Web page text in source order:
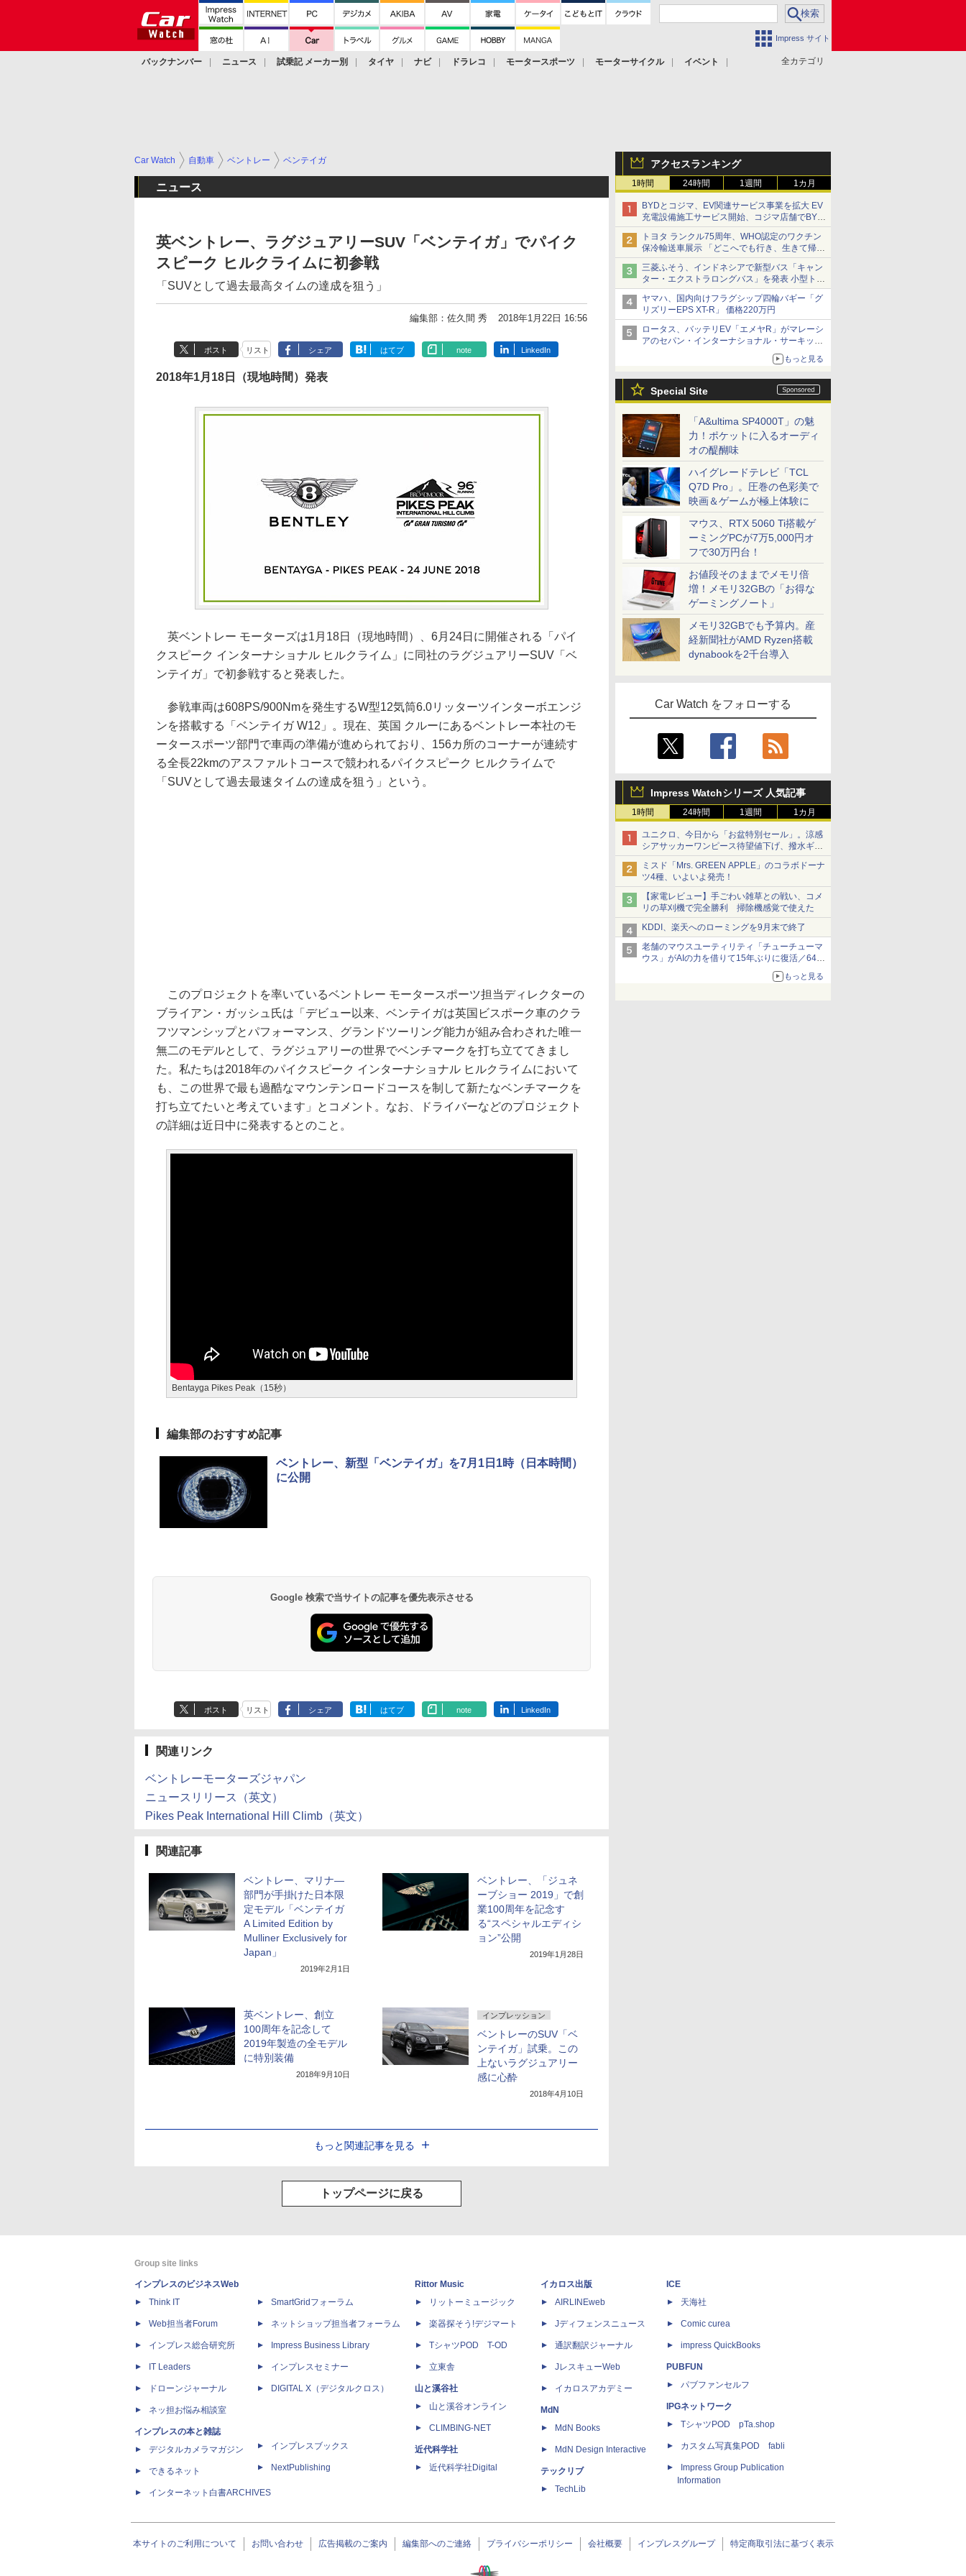
Impress サイト
全カテゴリ
バックナンバー ニュース 試乗記 メーカー別 タイヤ ナビ ドラレコ モータースポーツ モーターサイクル
イベント
アクセスランキング
1時間 24時間 1週間 1カ月
BYDとコジマ、EV関連サービス事業を拡大 EV
充電設備施工サービス開始、コジマ店舗でBYD
車の展示・試乗イベントを強化
トヨタ ランクル75周年、WHO認定のワクチン
保冷輸送車展示 「どこへでも行き、生きて帰っ
てこられる」ランドクルーザーで命をつなぐ
三菱ふそう、インドネシアで新型バス「キャン
ター・エクストラロングバス」を発表 小型トラ
ックベースの観光・旅客輸送向けバス
ヤマハ、国内向けフラグシップ四輪バギー「グ
リズリーEPS XT-R」 価格220万円
ロータス、バッテリEV「エメヤR」がマレーシ
アのセパン・インターナショナル・サーキット
もっと見る
Special Site
「A&ultima SP4000T」の魅
力！ポケットに入るオーディ
オの醍醐味
ハイグレードテレビ「TCL
Q7D Pro」。圧巻の色彩美で
映画＆ゲームが極上体験に
マウス、RTX 5060 Ti搭載ゲ
ーミングPCが7万5,000円オ
フで30万円台！
お値段そのままでメモリ倍
増！メモリ32GBの「お得な
ゲーミングノート」
メモリ32GBでも予算内。産
経新聞社がAMD Ryzen搭載
dynabookを2千台導入
Car Watch をフォローする
Impress Watchシリーズ 人気記事
1時間 24時間 1週間 1カ月
ユニクロ、今日から「お盆特別セール」。涼感
シアサッカーワンピース待望値下げ、撥水ギア
ショーツは1990円に
ミスド「Mrs. GREEN APPLE」のコラボドーナ
ツ4種、いよいよ発売！
【家電レビュー】手ごわい雑草との戦い、コメ
リの草刈機で完全勝利 掃除機感覚で使えた
KDDI、楽天へのローミングを9月末で終了
老舗のマウスユーティリティ「チューチューマ
ウス」がAIの力を借りて15年ぶりに復活／64bit
化、Windows 10/11、「Chrome」も走り回
る。復活記念で2026年末まで500円
もっと見る
Car Watch 自動車 ベントレー ベンテイガ
ニュース
英ベントレー、ラグジュアリーSUV「ベンテイガ」でパイク
スピーク ヒルクライムに初参戦
「SUVとして過去最高タイムの達成を狙う」
編集部：佐久間 秀 2018年1月22日 16:56
ポスト リスト シェア はてブ note LinkedIn
2018年1月18日（現地時間）発表
英ベントレー モーターズは1月18日（現地時間）、6月24日に開催される「パイ
クスピーク インターナショナル ヒルクライム」に同社のラグジュアリーSUV「ベ
ンテイガ」で初参戦すると発表した。
参戦車両は608PS/900Nmを発生するW型12気筒6.0リッターツインターボエンジ
ンを搭載する「ベンテイガ W12」。現在、英国 クルーにあるベントレー本社のモ
ータースポーツ部門で車両の準備が進められており、156カ所のコーナーが連続す
る全長22kmのアスファルトコースで競われるパイクスピーク ヒルクライムで
「SUVとして過去最速タイムの達成を狙う」という。
このプロジェクトを率いているベントレー モータースポーツ担当ディレクターの
ブライアン・ガッシュ氏は「デビュー以来、ベンテイガは英国ビスポーク車のクラ
フツマンシップとパフォーマンス、グランドツーリング能力が組み合わされた唯一
無二のモデルとして、ラグジュアリーの世界でベンチマークを打ち立ててきまし
た。私たちは2018年のパイクスピーク インターナショナル ヒルクライムにおいて
も、この世界で最も過酷なマウンテンロードコースを制して新たなベンチマークを
打ち立てたいと考えています」とコメント。なお、ドライバーなどのプロジェクト
の詳細は近日中に発表するとのこと。
Bentayga Pikes Peak（15秒）
編集部のおすすめ記事
ベントレー、新型「ベンテイガ」を7月1日1時（日本時間）
に公開
Google 検索で当サイトの記事を優先表示させる
ポスト リスト シェア はてブ note LinkedIn
関連リンク
ベントレーモーターズジャパン
ニュースリリース（英文）
Pikes Peak International Hill Climb（英文）
関連記事
ベントレー、マリナ―
部門が手掛けた日本限
定モデル「ベンテイガ
A Limited Edition by
Mulliner Exclusively for
Japan」
2019年2月1日
ベントレー、「ジュネ
ーブショー 2019」で創
業100周年を記念す
る“スペシャルエディシ
ョン”公開
2019年1月28日
英ベントレー、創立
100周年を記念して
2019年製造の全モデル
に特別装備
2018年9月10日
インプレッション
ベントレーのSUV「ベ
ンテイガ」試乗。この
上ないラグジュアリー
感に心酔
2018年4月10日
もっと関連記事を見る
トップページに戻る
Group site links
インプレスのビジネスWeb
Think IT
Web担当者Forum
インプレス総合研究所
IT Leaders
ドローンジャーナル
ネッ担お悩み相談室
インプレスの本と雑誌
デジタルカメラマガジン
できるネット
インターネット白書ARCHIVES
SmartGridフォーラム
ネットショップ担当者フォーラム
Impress Business Library
インプレスセミナー
DIGITAL X（デジタルクロス）
インプレスブックス
NextPublishing
Rittor Music
リットーミュージック
楽器探そう!デジマート
TシャツPOD T-OD
立東舎
山と溪谷社
山と溪谷オンライン
CLIMBING-NET
近代科学社
近代科学社Digital
イカロス出版
AIRLINEweb
Jディフェンスニュース
通訳翻訳ジャーナル
JレスキューWeb
イカロスアカデミー
MdN
MdN Books
MdN Design Interactive
テックリブ
TechLib
ICE
天海社
Comic curea
impress QuickBooks
PUBFUN
パブファンセルフ
IPGネットワーク
TシャツPOD pTa.shop
カスタム写真集POD fabli
Impress Group Publication
Information
本サイトのご利用について お問い合わせ 広告掲載のご案内 編集部へのご連絡 プライバシーポリシー 会社概要 インプレスグループ 特定商取引法に基づく表示